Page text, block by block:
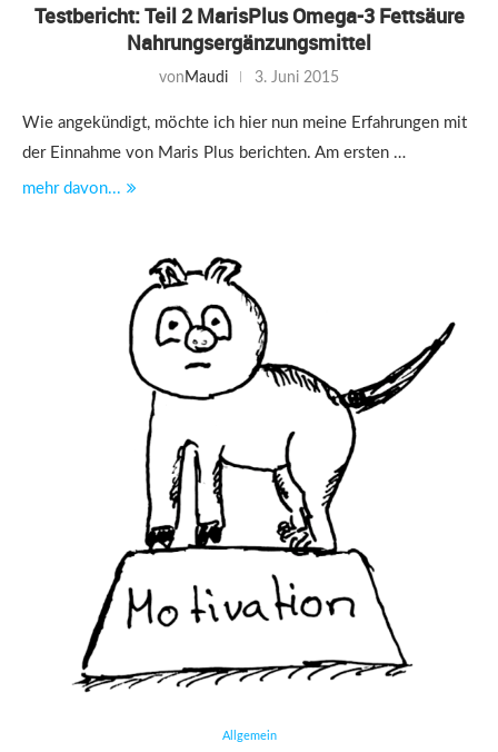
Testbericht: Teil 2 MarisPlus Omega-3 Fettsäure
Nahrungsergänzungsmittel
von Maudi 3. Juni 2015
Wie angekündigt, möchte ich hier nun meine Erfahrungen mit
der Einnahme von Maris Plus berichten. Am ersten …
mehr davon...
Allgemein